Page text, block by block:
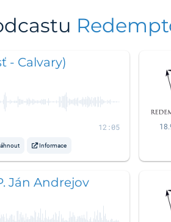
- Calvary)
12:05
Informace
Ján Andrejov